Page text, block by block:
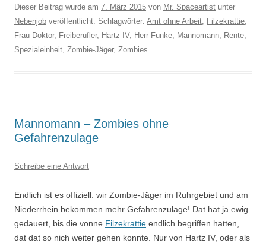
Dieser Beitrag wurde am 7. März 2015 von Mr. Spaceartist unter
Nebenjob veröffentlicht. Schlagwörter: Amt ohne Arbeit, Filzekrattie,
Frau Doktor, Freiberufler, Hartz IV, Herr Funke, Mannomann, Rente,
Spezialeinheit, Zombie-Jäger, Zombies.
Mannomann – Zombies ohne
Gefahrenzulage
Schreibe eine Antwort
Endlich ist es offiziell: wir Zombie-Jäger im Ruhrgebiet und am
Niederrhein bekommen mehr Gefahrenzulage! Dat hat ja ewig
gedauert, bis die vonne Filzekrattie endlich begriffen hatten,
dat dat so nich weiter gehen konnte. Nur von Hartz IV, oder als